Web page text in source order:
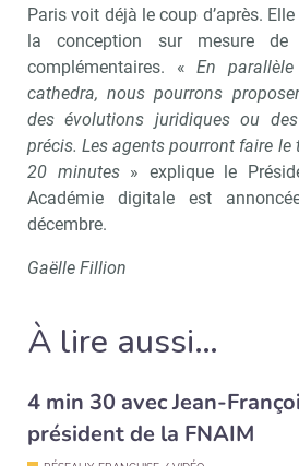
Paris voit déjà le coup d’après.
la conception sur mesure de
complémentaires. «En
cathedra, nous pourrons
des évolutions juridiques ou
précis. Les agents pourront faire le
20 minutes» explique le
Académie digitale est
décembre.
Gaëlle Fillion
À lire aussi…
4 min 30 avec Jean-
président de la FNAIM